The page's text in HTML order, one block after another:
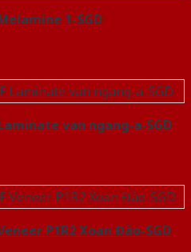
1-SGD
van ngang-a-SGD
P1R2 Xoan Đào-SGD